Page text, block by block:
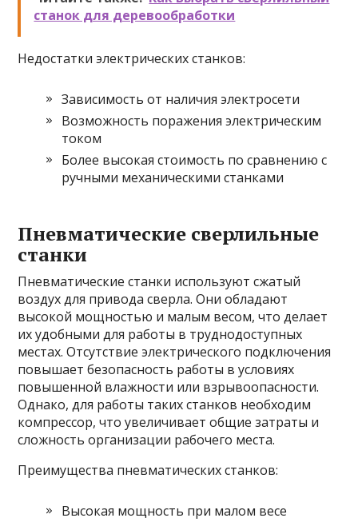
станок для деревообработки
Недостатки электрических станков:
Зависимость от наличия электросети
Возможность поражения электрическим
током
Более высокая стоимость по сравнению с
ручными механическими станками
Пневматические сверлильные
станки
Пневматические станки используют сжатый
воздух для привода сверла. Они обладают
высокой мощностью и малым весом, что делает
их удобными для работы в труднодоступных
местах. Отсутствие электрического подключения
повышает безопасность работы в условиях
повышенной влажности или взрывоопасности.
Однако, для работы таких станков необходим
компрессор, что увеличивает общие затраты и
сложность организации рабочего места.
Преимущества пневматических станков:
Высокая мощность при малом весе